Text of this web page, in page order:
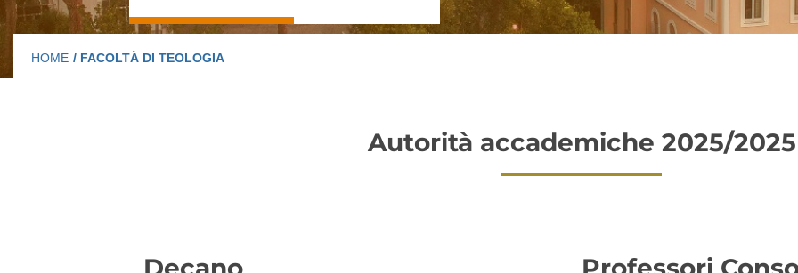
HOME / FACOLTÀ DI TEOLOGIA
Autorità accademiche 2025/2025